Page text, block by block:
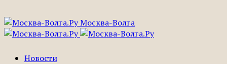
Москва-Волга
Новости